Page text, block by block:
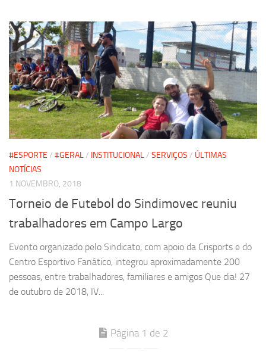
#ESPORTE / #GERAL/ INSTITUCIONAL/ SERVIÇOS / ÚLTIMAS
NOTÍCIAS
1 NOVEMBRO, 2018
Torneio de Futebol do Sindimovec reuniu
trabalhadores em Campo Largo
Evento organizado pelo Sindicato, com apoio da Crisports e do
Centro Esportivo Fanático, integrou aproximadamente 200
pessoas, entre trabalhadores, familiares e amigos Que dia! 27
de outubro de 2018, IV...
Página 1 de 2